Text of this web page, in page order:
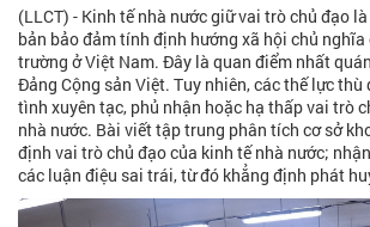
(LLCT) - Kinh tế nhà nước giữ vai trò chủ đạo
bản bảo đảm tính định hướng xã hội chủ
trường ở Việt Nam. Đây là quan điểm nhất
Đảng Cộng sản Việt. Tuy nhiên, các thế lực thù
tình xuyên tạc, phủ nhận hoặc hạ thấp vai trò
nhà nước. Bài viết tập trung phân tích cơ sở
định vai trò chủ đạo của kinh tế nhà nước;
các luận điệu sai trái, từ đó khẳng định phát